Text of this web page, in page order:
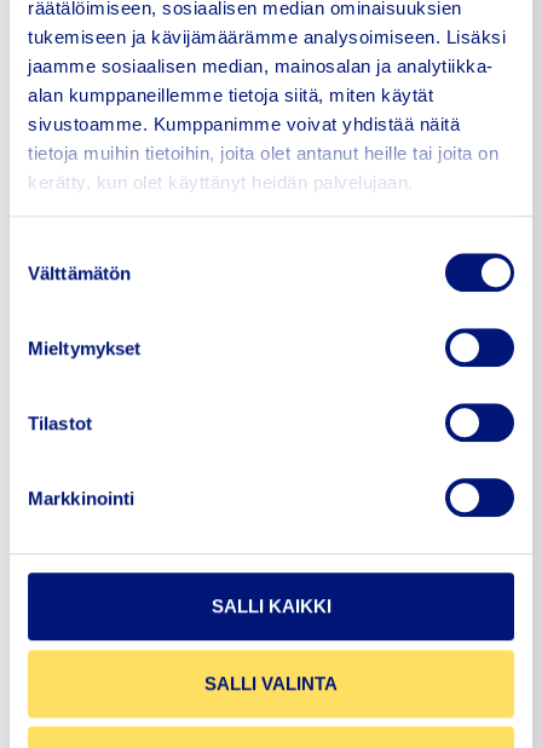
räätälöimiseen, sosiaalisen median ominaisuuksien
tukemiseen ja kävijämäärämme analysoimiseen. Lisäksi
jaamme sosiaalisen median, mainosalan ja analytiikka-
alan kumppaneillemme tietoja siitä, miten käytät
sivustoamme. Kumppanimme voivat yhdistää näitä
tietoja muihin tietoihin, joita olet antanut heille tai joita on
kerätty, kun olet käyttänyt heidän palvelujaan.
valinta
Välttämätön
Mieltymykset
Tilastot
Markkinointi
SALLI KAIKKI
SALLI VALINTA
(omaehtoinen
karanteenin
ohjeistus ym).
Tarjotaan
ammattiliikenteen
kuljettajille heille
suunnattua THL:n ja RVL:n yhteistä
toimintaohjeistusta.
käytössä olevien
Edellä lueteltuja
toimenpiteitä
matkustajaterminaalissa
voi olla tarjolla
varten. Kasvosuojien
käytöstä sataman
suosituksen jokainen
satamayhtiö tarpeen
voidaan suojata
lasein, pleksilevyin tai
fyysistä etäisyyttä